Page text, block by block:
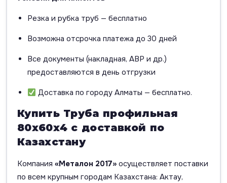
Резка и рубка труб — бесплатно
Возможна отсрочка платежа до 30 дней
Все документы (накладная, АВР и др.)
предоставляются в день отгрузки
Доставка по городу Алматы — бесплатно.
Купить Труба профильная
80х60х4 с доставкой по
Казахстану
Компания «Металон 2017» осуществляет поставки
по всем крупным городам Казахстана: Актау,